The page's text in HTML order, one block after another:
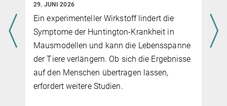
29. JUNI 2026
Ein experimenteller Wirkstoff lindert die
Symptome der Huntington-Krankheit in
Mausmodellen und kann die Lebensspanne
der Tiere verlängern. Ob sich die Ergebnisse
auf den Menschen übertragen lassen,
erfordert weitere Studien.